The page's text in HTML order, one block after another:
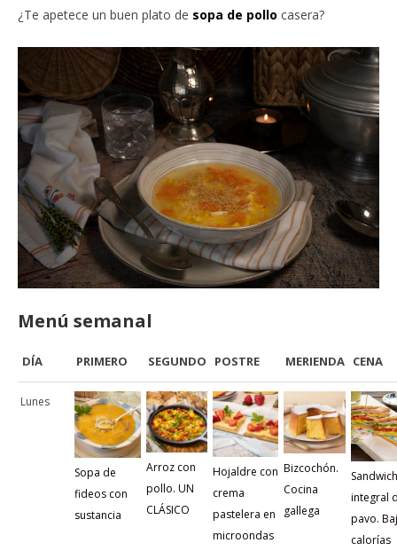
¿Te apetece un buen plato de sopa de pollo casera?
Menú semanal
DÍA PRIMERO SEGUNDO POSTRE MERIENDA CENA
Lunes
Sopa de
fideos con
sustancia
Arroz con
pollo. UN
CLÁSICO
Hojaldre con
crema
pastelera en
microondas
Bizcochón.
Cocina
gallega
Sandwich
integral
pavo.
calorías